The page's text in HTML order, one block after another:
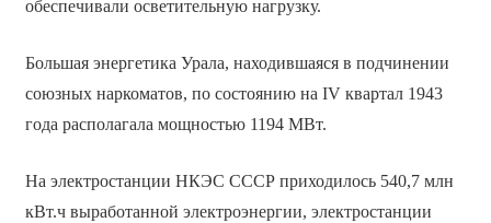
обеспечивали осветительную нагрузку.
Большая энергетика Урала, находившаяся в подчинении
союзных наркоматов, по состоянию на IV квартал 1943
года располагала мощностью 1194 МВт.
На электростанции НКЭС СССР приходилось 540,7 млн
кВт.ч выработанной электроэнергии, электростанции